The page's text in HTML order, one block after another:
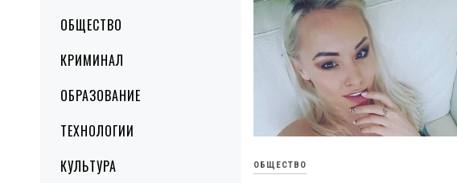
ОБЩЕСТВО
КРИМИНАЛ
ОБРАЗОВАНИЕ
ТЕХНОЛОГИИ
КУЛЬТУРА
ОБЩЕСТВО